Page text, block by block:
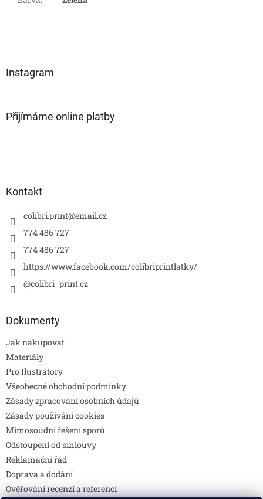
Instagram
Přijímáme online platby
Kontakt
colibri.print@email.cz
774 486 727
774 486 727
https://www.facebook.com/colibriprintlatky/
@colibri_print.cz
Dokumenty
Jak nakupovat
Materiály
Pro Ilustrátory
Všeobecné obchodní podmínky
Zásady zpracování osobních údajů
Zásady používání cookies
Mimosoudní řešení sporů
Odstoupení od smlouvy
Reklamační řád
Doprava a dodání
Ověřování recenzí a referencí